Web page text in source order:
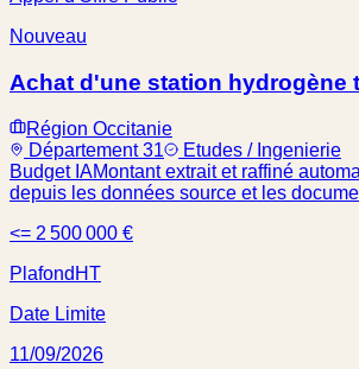
Nouveau
Achat d'une station hydrogène
Région Occitanie
Département 31
Etudes / Ingenierie
Budget IAMontant extrait et raffiné
depuis les données source et les
<= 2 500 000 €
Plafond HT
Date Limite
11/09/2026